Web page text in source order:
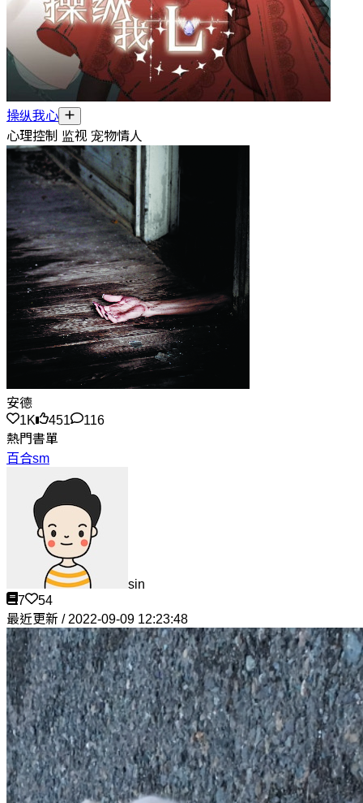
操纵我心
心理控制 监视 宠物情人
安德
1K
451
116
熱門書單
百合sm
sin
7
54
最近更新 / 2022-09-09 12:23:48